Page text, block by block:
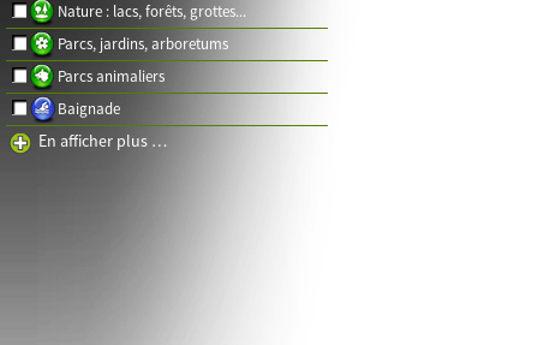
Nature : lacs, forêts, grottes...
Parcs, jardins, arboretums
Parcs animaliers
Baignade
En afficher plus …